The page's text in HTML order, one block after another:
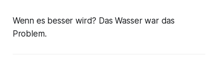
Wenn es besser wird? Das Wasser war das
Problem.